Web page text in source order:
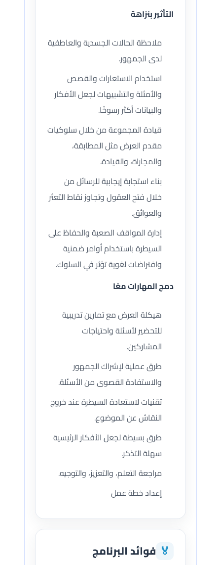
التأثير بنزاهة
ملاحظة الحالات الجسدية والعاطفية
لدى الجمهور.
استخدام الاستعارات والقصص
والأمثلة والتشبيهات لجعل الأفكار
والبيانات أكثر رسوخًا.
قيادة المجموعة من خلال سلوكيات
مقدم العرض مثل المطابقة،
والمجاراة، والقيادة.
بناء استجابة إيجابية للرسائل من
خلال فتح العقول وتجاوز نقاط التعثر
والعوائق.
إدارة المواقف الصعبة والحفاظ على
السيطرة باستخدام أوامر ضمنية
وافتراضات لغوية تؤثر في السلوك.
دمج المهارات معًا
هيكلة العرض مع تمارين تدريبية
للتحضير لأسئلة واحتياجات
المشاركين.
طرق عملية لإشراك الجمهور
والاستفادة القصوى من الأسئلة.
تقنيات لاستعادة السيطرة عند خروج
النقاش عن الموضوع.
طرق بسيطة لجعل الأفكار الرئيسية
سهلة التذكر.
مراجعة التعلم، والتعزيز، والتوجيه.
إعداد خطة عمل
🏅 فوائد البرنامج